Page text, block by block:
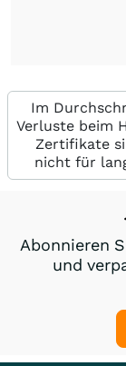
Im
Verluste beim
Zertifikate
nicht für
Abonnieren
und